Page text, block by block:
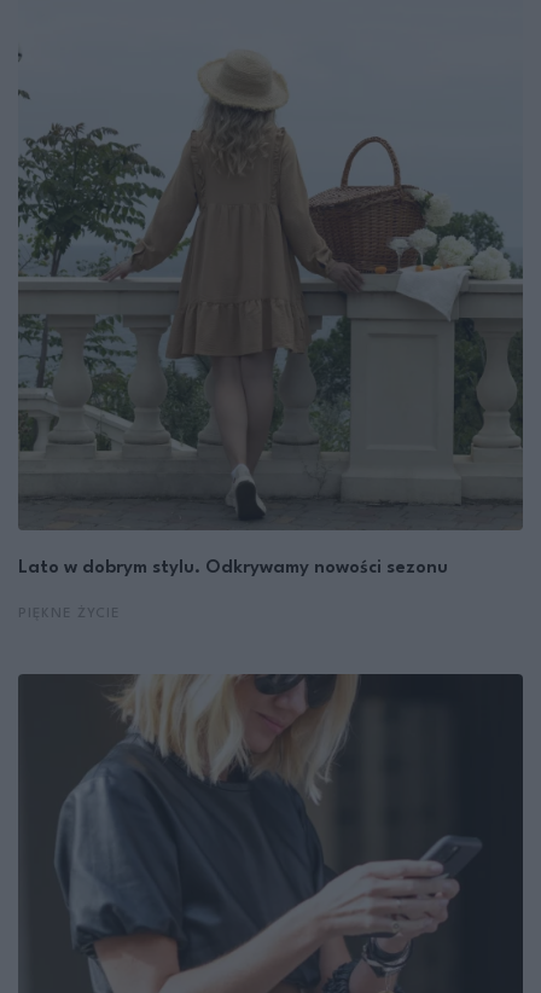
Lato w dobrym stylu. Odkrywamy nowości sezonu